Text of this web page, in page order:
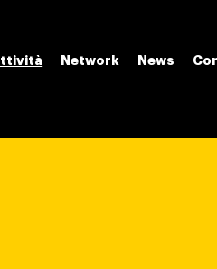
Network News